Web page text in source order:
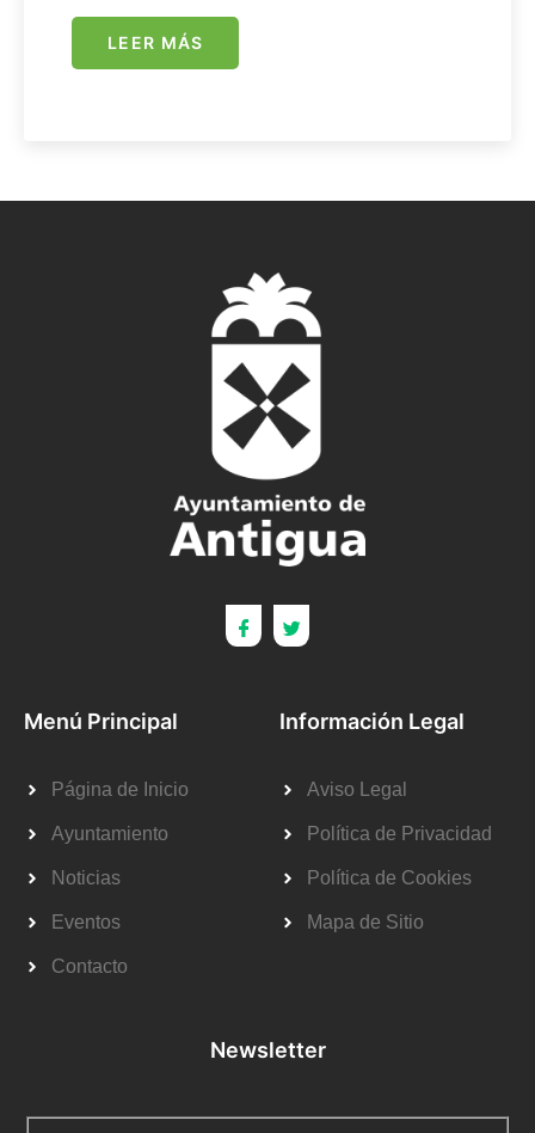
LEER MÁS
Menú Principal
Página de Inicio
Ayuntamiento
Noticias
Eventos
Contacto
Información Legal
Aviso Legal
Política de Privacidad
Política de Cookies
Mapa de Sitio
Newsletter